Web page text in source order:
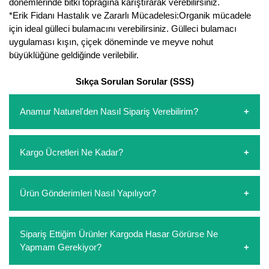
dönemlerinde bitki toprağına karıştırarak verebilirsiniz.
*Erik Fidanı Hastalık ve Zararlı Mücadelesi:Organik mücadele
için ideal gülleci bulamacını verebilirsiniz. Gülleci bulamacı
uygulaması kışın, çiçek döneminde ve meyve nohut
büyüklüğüne geldiğinde verilebilir.
Sıkça Sorulan Sorular (SSS)
Anamur Naturel'den Nasıl Sipariş Verebilirim?
oluşturarak,iletişim numaralarımızdan bizi arayarak veya
whatsapp hattımızdan bizlere isteklerinizi yazarak sipariş
ödemelerini sipariş verdikten sonra havale/eft veya sipariş
Kargo Ücretleri Ne Kadar?
etmeyin diye 1500 lira ve üzerindeki siparişlerinizde
kargoyu biz karşılıyoruz. 1500 Lira altında kalan
kargo ücreti ödeme aşamasında sepetinize eklenecektir.
Ürün Gönderimleri Nasıl Yapılıyor?
paketlenip gönderim yapılmaktadır.
Sipariş Ettiğim Ürünler Kargoda Hasar Görürse Ne
Yapmam Gerekiyor?
Yaban Mersini Fidanı
Zeytin Fidanı